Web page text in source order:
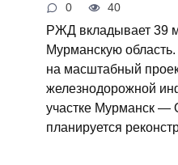
0 40
РЖД вкладывает 39
Мурманскую
на масштабный
железнодорожной
участке Мурманск —
планируется